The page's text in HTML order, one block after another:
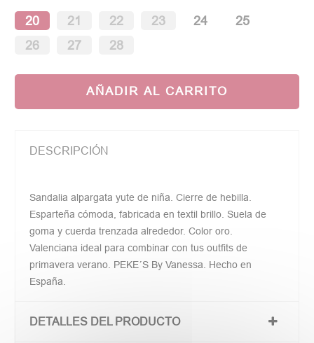
20 21 22 23 24
25
26
27 28
AÑADIR AL CARRITO
DESCRIPCIÓN
Sandalia alpargata yute de niña. Cierre de hebilla.
Esparteña cómoda, fabricada en textil brillo. Suela de
goma y cuerda trenzada alrededor. Color oro.
Valenciana ideal para combinar con tus outfits de
primavera verano. PEKE´S By Vanessa. Hecho en
España.
DETALLES DEL PRODUCTO